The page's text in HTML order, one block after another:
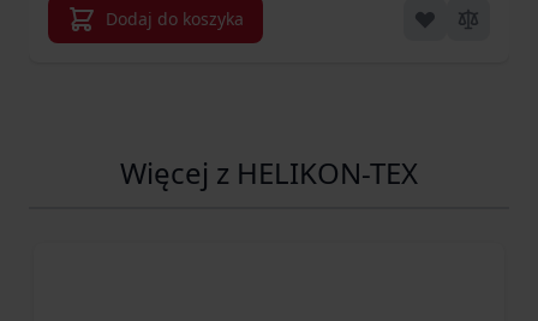
Dodaj do koszyka
Więcej z HELIKON-TEX